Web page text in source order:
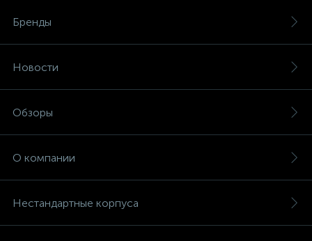
Бренды
Новости
Обзоры
О компании
Нестандартные корпуса